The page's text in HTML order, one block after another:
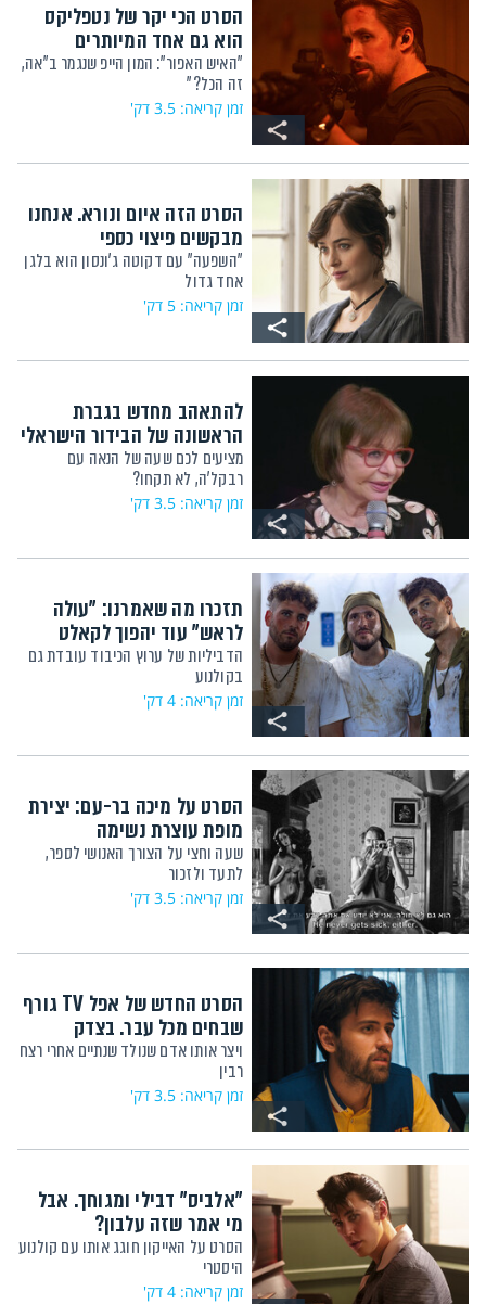
הסרט הכי יקר של נטפליקס
הוא גם אחד המיותרים
"האיש האפור": המון הייפ שנגמר ב"אה,
זה הכל?"
זמן קריאה: 3.5 דק'
הסרט הזה איום ונורא. אנחנו
מבקשים פיצוי כספי
"השפעה" עם דקוטה ג'ונסון הוא בלגן
אחד גדול
זמן קריאה: 5 דק'
להתאהב מחדש בגברת
הראשונה של הבידור הישראלי
מציעים לכם שעה של הנאה עם
רבקל'ה, לא תקחו?
זמן קריאה: 3.5 דק'
תזכרו מה שאמרנו: "עולה
לראש" עוד יהפוך לקאלט
הדביליות של ערוץ הכיבוד עובדת גם
בקולנוע
זמן קריאה: 4 דק'
הסרט על מיכה בר-עם: יצירת
מופת עוצרת נשימה
שעה וחצי על הצורך האנושי לספר,
לתעד ולזכור
זמן קריאה: 3.5 דק'
הסרט החדש של אפל TV גורף
שבחים מכל עבר. בצדק
ויצר אותו אדם שנולד שנתיים אחרי רצח
רבין
זמן קריאה: 3.5 דק'
"אלביס" דבילי ומגוחך. אבל
מי אמר שזה עלבון?
הסרט על האייקון חוגג אותו עם קולנוע
היסטרי
זמן קריאה: 4 דק'